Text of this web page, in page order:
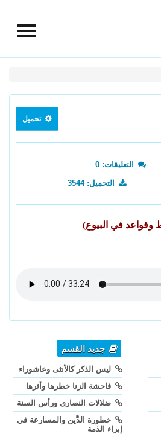
تحميل
التعليقات: 0
التحميل: 3544
وقواعد في البيوع)
جديد القسم
ليس الذكر كالأنثى وعاشوراء
فاحشة الزنا خطرها وأثرها
ضلالات النصارى ورأس السنة
خطورة الدَّين والمسارعة في
إبراء الذمة